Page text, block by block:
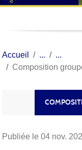
Accueil
Composition
Publiée le 04 nov.